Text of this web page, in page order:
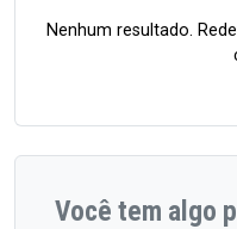
Nenhum resultado.
Você tem algo